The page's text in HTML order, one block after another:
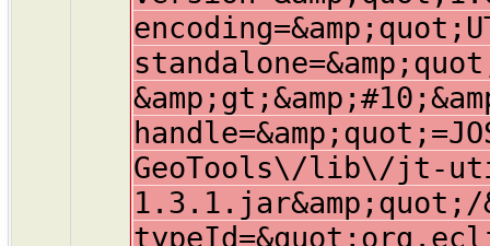
GeoTools\/lib\/jt-
1.3.1.jar&amp;quot;/